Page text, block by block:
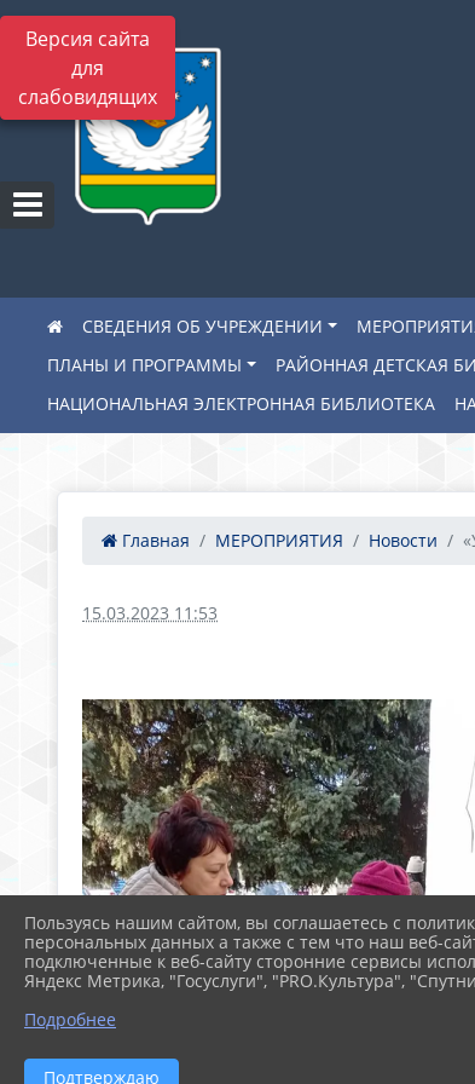
Версия сайта
для
слабовидящих
СВЕДЕНИЯ ОБ УЧРЕЖДЕНИИ
ПЛАНЫ И ПРОГРАММЫ
РАЙОННАЯ ДЕТСКАЯ
НАЦИОНАЛЬНАЯ ЭЛЕКТРОННАЯ БИБЛИОТЕКА
Главная МЕРОПРИЯТИЯ Новости
15.03.2023 11:53
Пользуясь нашим сайтом, вы соглашаетесь с
персональных данных а также с тем что наш веб-
подключенные к веб-сайту сторонние сервисы
Яндекс Метрика, "Госуслуги", "PRO.Культура",
Подробнее
Подтверждаю